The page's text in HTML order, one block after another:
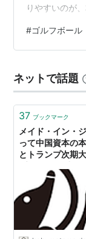
りやすいのが
く、楽天市場
さに触れた声
評判レビュー
理していきま
本間ゴル…
#ゴルフボール
ネットで話題
37 ブックマーク
メイド・イン・
って中国資本の
とトランプ次期